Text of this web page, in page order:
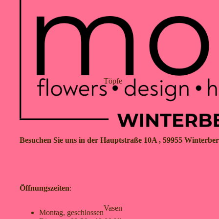
Töpfe
Vasen
Besuchen Sie uns in der Hauptstraße 10A , 59955
Öffnungszeiten:
Montag, geschlossen